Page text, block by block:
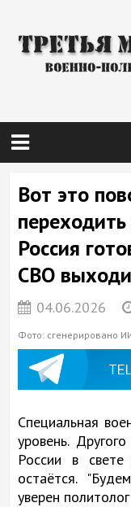
Вот это
Россия
СВО
04.06.2026
Фото: сгенерировано
Специальная
уровень.
России в
остаётся.
уверен